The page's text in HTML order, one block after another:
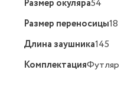
Размер окуляра54
Размер переносицы18
Длина заушника145
КомплектацияФутляр